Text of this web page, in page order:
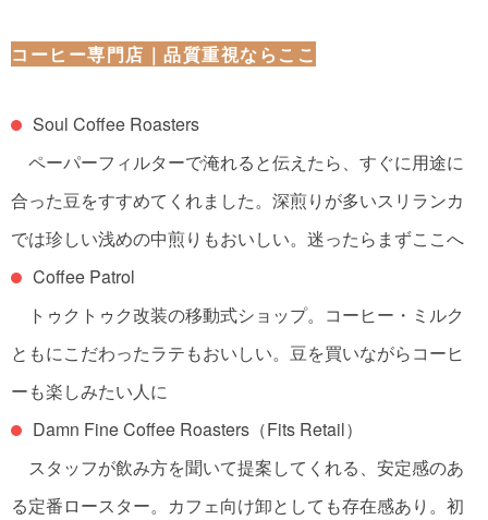
コーヒー専門店｜品質重視ならここ
Soul Coffee Roasters
ペーパーフィルターで淹れると伝えたら、すぐに用途に
合った豆をすすめてくれました。深煎りが多いスリランカ
では珍しい浅めの中煎りもおいしい。 迷ったらまずここへ
Coffee Patrol
トゥクトゥク改装の移動式ショップ。コーヒー・ミルク
ともにこだわったラテもおいしい。 豆を買いながらコーヒ
ーも楽しみたい人に
Damn Fine Coffee Roasters（Fits Retail）
スタッフが飲み方を聞いて提案してくれる、安定感のあ
る定番ロースター。カフェ向け卸としても存在感あり。 初